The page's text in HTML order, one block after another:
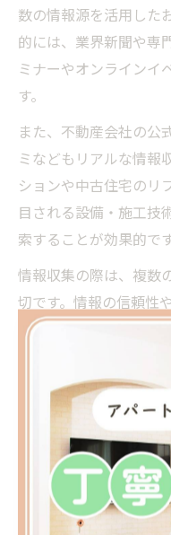
数の情報源を活用した
的には、業界新聞や専
ミナーやオンラインイ
す。
また、不動産会社の公
ミなどもリアルな情報
ションや中古住宅のリ
目される設備・施工技
索することが効果的です
情報収集の際は、複数
切です。情報の信頼性
惑わされないよう注
極的に取り入れるこ
うになります。
中古住宅市場でお
中古住宅市場でお得な
鮮度やリフォームの可
早く把握することが重